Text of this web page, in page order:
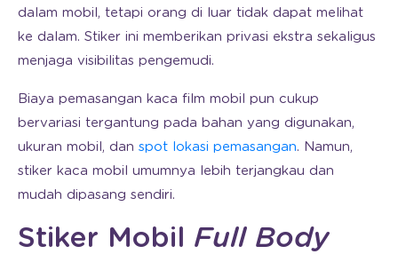
dalam mobil, tetapi orang di luar tidak dapat melihat
ke dalam. Stiker ini memberikan privasi ekstra sekaligus
menjaga visibilitas pengemudi.
Biaya pemasangan kaca film mobil pun cukup
bervariasi tergantung pada bahan yang digunakan,
ukuran mobil, dan spot lokasi pemasangan. Namun,
stiker kaca mobil umumnya lebih terjangkau dan
mudah dipasang sendiri.
Stiker Mobil Full Body